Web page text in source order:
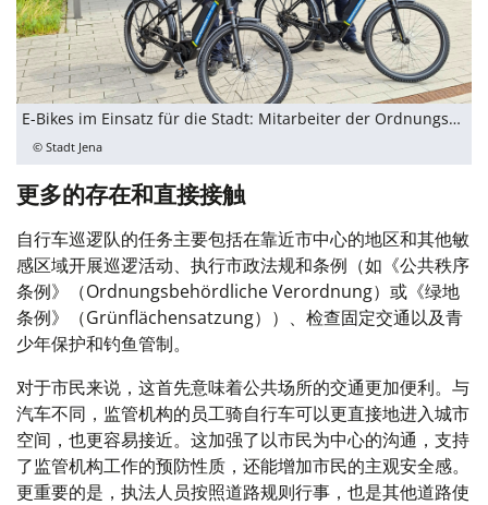
E-Bikes im Einsatz für die Stadt: Mitarbeiter der Ordnungsbehörde stellen die zwei neuen Dienstfahrräder vor.
© Stadt Jena
更多的存在和直接接触
自行车巡逻队的任务主要包括在靠近市中心的地区和其他敏
感区域开展巡逻活动、执行市政法规和条例（如《公共秩序
条例》（Ordnungsbehördliche Verordnung）或《绿地
条例》（Grünflächensatzung））、检查固定交通以及青
少年保护和钓鱼管制。
对于市民来说，这首先意味着公共场所的交通更加便利。与
汽车不同，监管机构的员工骑自行车可以更直接地进入城市
空间，也更容易接近。这加强了以市民为中心的沟通，支持
了监管机构工作的预防性质，还能增加市民的主观安全感。
更重要的是，执法人员按照道路规则行事，也是其他道路使